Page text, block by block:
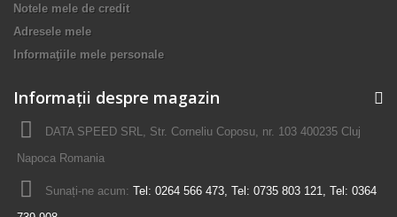
Notele mele de credit
Adresele mele
Informaţiile mele personale
Informații despre magazin
DATA SPEED SRL, Str. Corneliu Coposu, nr. 103 400235 Cluj
Napoca Romania
Sunați-ne acum: Tel: 0264 566 473, Tel: 0735 803 121, Tel: 0364